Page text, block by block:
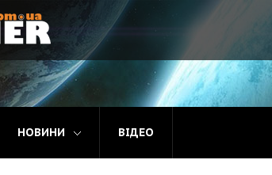
НОВИНИ ВІДЕО